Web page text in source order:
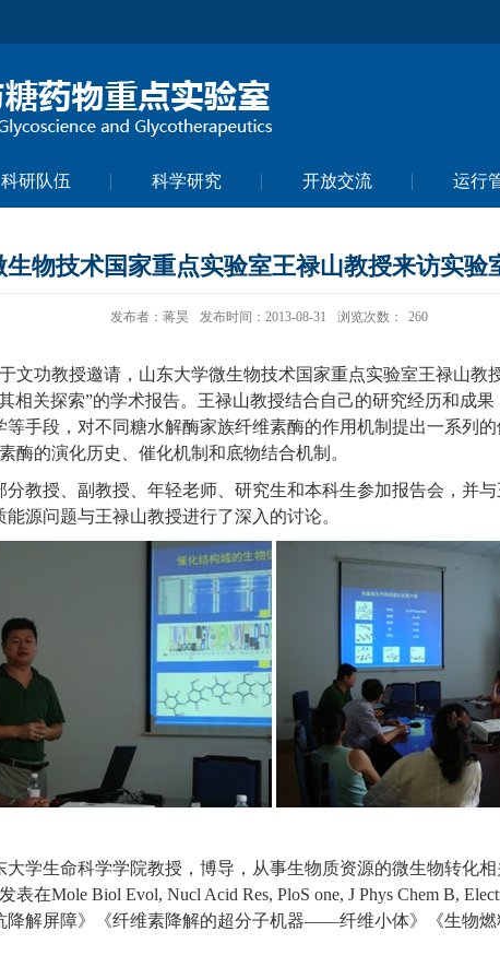
科研队伍 科学研究 开放交流 运行
生物技术国家重点实验室王禄山教授来访实验
发布者：蒋昊 发布时间：2013-08-31 浏览次数： 260
文功教授邀请，山东大学微生物技术国家重点实验室王禄山教
相关探索”的学术报告。王禄山教授结合自己的研究经历和成
手段，对不同糖水解酶家族纤维素酶的作用机制提出一系列
酶的演化历史、催化机制和底物结合机制。
教授、副教授、年轻老师、研究生和本科生参加报告会，并与
能源问题与王禄山教授进行了深入的讨论。
大学生命科学学院教授，博导，从事生物质资源的微生物转化
表在Mole Biol Evol, Nucl Acid Res, PloS one, J Phys Chem B,
降解屏障》《纤维素降解的超分子机器——纤维小体》《生物